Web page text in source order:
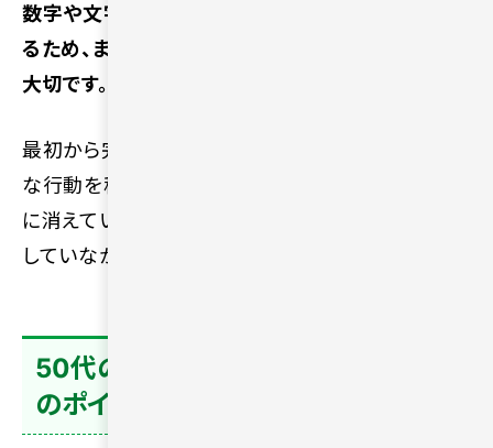
数字や文字だけではわからない人柄や雰囲気があ
るため、まずは実際に会話をしてみる姿勢が何より
大切です。
最初から完璧な相手を追い求めるのではなく、小さ
な行動を積み重ねることで出会いへの不安は徐々
に消えていきます。一歩踏み出してみることで、想像
していなかった縁がつながることもあるでしょう。
50代の恋愛・婚活で意識したい3つ
のポイント